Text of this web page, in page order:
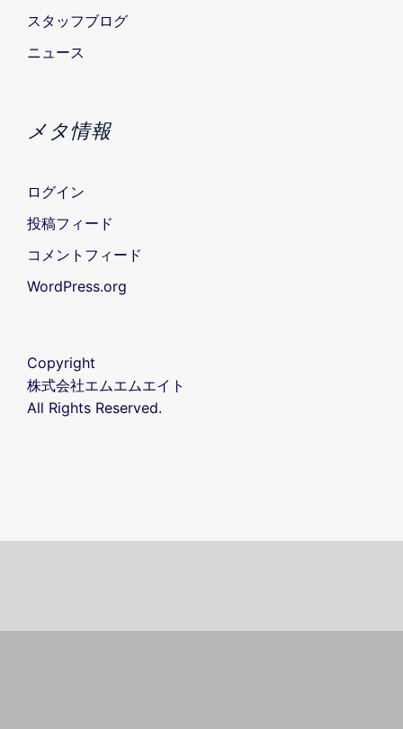
スタッフブログ
ニュース
メタ情報
ログイン
投稿フィード
コメントフィード
WordPress.org
Copyright
株式会社エムエムエイト
All Rights Reserved.